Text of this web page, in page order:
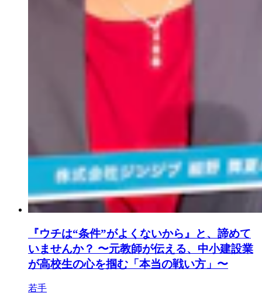
『ウチは“条件”がよくないから』と、諦めて
いませんか？ 〜元教師が伝える、中小建設業
が高校生の心を掴む「本当の戦い方」〜
若手